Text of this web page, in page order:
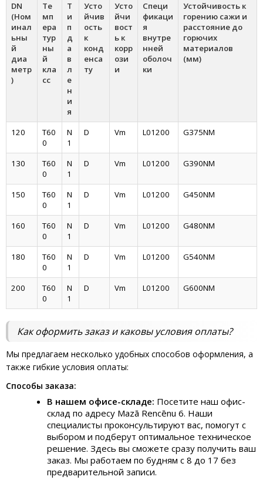
DN
(Ном
инал
ьны
й
диа
метр
)
Те
мп
ера
тур
ны
й
кла
сс
Т
и
п
д
а
в
л
е
н
и
я
Усто
йчив
ость
к
конд
енса
ту
Усто
йчи
вост
ь к
корр
ози
и
Специ
фикаци
я
внутре
нней
оболоч
ки
Устойчивость к
горению сажи и
расстояние до
горючих
материалов
(мм)
120
T60
0
N
1
D Vm L01200 G375NM
130
T60
0
N
1
D Vm L01200 G390NM
150
T60
0
N
1
D Vm L01200 G450NM
160
T60
0
N
1
D Vm L01200 G480NM
180
T60
0
N
1
D Vm L01200 G540NM
200
T60
0
N
1
D Vm L01200 G600NM
Как оформить заказ и каковы условия оплаты?
Мы предлагаем несколько удобных способов оформления, а
также гибкие условия оплаты:
Способы заказа:
В нашем офисе-складе: Посетите наш офис-
склад по адресу Mazā Rencēnu 6. Наши
специалисты проконсультируют вас, помогут с
выбором и подберут оптимальное техническое
решение. Здесь вы сможете сразу получить ваш
заказ. Мы работаем по будням с 8 до 17 без
предварительной записи.